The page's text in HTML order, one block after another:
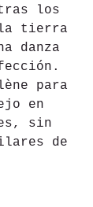
los
la tierra
danza
para
en
sin
de